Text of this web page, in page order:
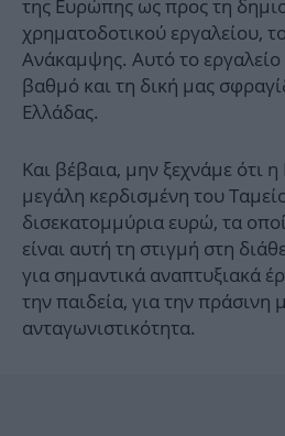
της Ευρώπης ως προς τη
χρηματοδοτικού εργαλείου,
Ανάκαμψης. Αυτό το εργαλείο
βαθμό και τη δική μας
Ελλάδας.
Και βέβαια, μην ξεχνάμε ότι η
μεγάλη κερδισμένη του
δισεκατομμύρια ευρώ, τα
είναι αυτή τη στιγμή στη
για σημαντικά αναπτυξιακά
την παιδεία, για την πράσινη
ανταγωνιστικότητα.